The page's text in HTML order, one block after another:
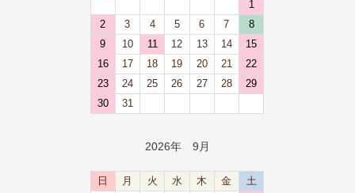
1
2
3 4 5 6 7
8
9
10 11 12 13 14
15
16
17 18 19 20 21
22
23
24 25 26 27 28
29
30
31
2026年 9月
日 月 火 水 木 金
土